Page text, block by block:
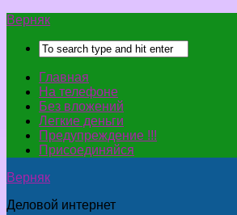
Верняк
Главная
На телефоне
Без вложений
Легкие деньги
Предупреждение !!!
Присоединяйся
Верняк
Деловой интернет